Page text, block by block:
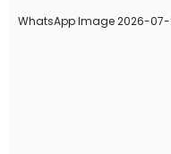
WhatsApp Image 2026-07-